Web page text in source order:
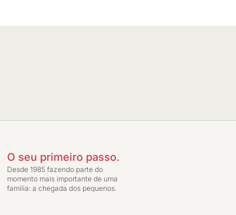
O seu primeiro passo.
Desde 1985 fazendo parte do
momento mais importante de uma
família: a chegada dos pequenos.